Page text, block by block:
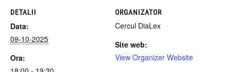
DETALII
Data:
09-10-2025
Ora:
ORGANIZATOR
Cercul DiaLex
Site web:
View Organizer Website